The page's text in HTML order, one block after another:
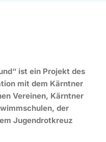
ist ein Projekt des
mit dem Kärntner
Vereinen, Kärntner
der
Jugendrotkreuz